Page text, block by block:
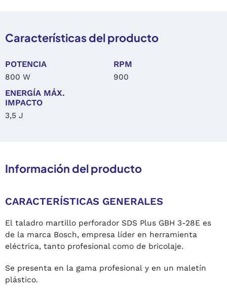
Características del producto
POTENCIA
800 W
RPM
900
ENERGÍA MÁX.
IMPACTO
3,5 J
Información del producto
CARACTERÍSTICAS GENERALES
El taladro martillo perforador SDS Plus GBH 3-28E es
de la marca Bosch, empresa líder en herramienta
eléctrica, tanto profesional como de bricolaje.
Se presenta en la gama profesional y en un maletín
plástico.